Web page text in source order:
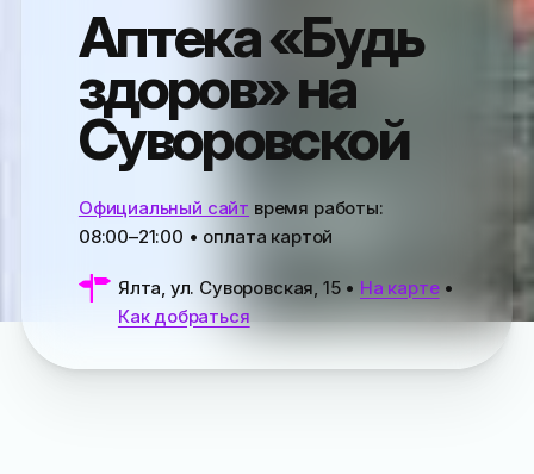
Аптека «Будь
здоров» на
Суворовской
Официальный сайт время работы:
08:00–21:00 • оплата картой
Ялта, ул. Суворовская, 15• На карте•
Как добраться